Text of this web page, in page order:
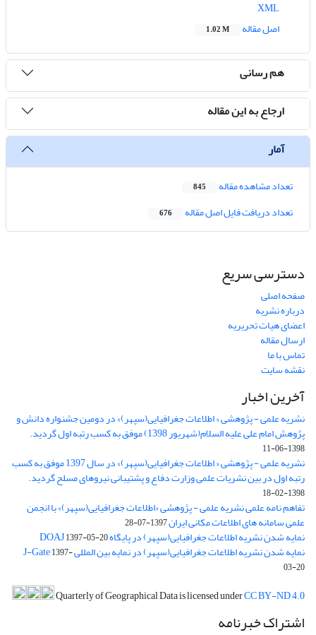
اصل مقاله
1.02 M
هم رسانی
ارجاع به این مقاله
آمار
تعداد مشاهده مقاله 845
تعداد دریافت فایل اصل مقاله 676
دسترسی سریع
صفحه اصلی
درباره نشریه
اعضای هیات تحریریه
ارسال مقاله
تماس با ما
نقشه سایت
آخرین اخبار
نشریه علمی - پژوهشی « اطلاعات جغرافیایی(سپهر)» در دومین جشنواره دانش و
پژوهش امام علی علیه السلام(شهریور 1398) موفق به کسب رتبه اول گردید.
1398-06-11
نشریه علمی - پژوهشی « اطلاعات جغرافیایی(سپهر)» در سال 1397 موفق به کسب
رتبه اول در بین نشریات علمی وزارت دفاع و پشتیبانی نیروهای مسلح گردید.
1398-02-18
تفاهم نامه علمی نشریه علمی - پژوهشی «اطلاعات جغرافیایی(سپهر)» با انجمن
علمی سامانه های اطلاعات مکانی ایران1397-07-28
نمایه شدن نشریه اطلاعات جغرافیایی(سپهر) در پایگاه DOAJ1397-05-20
نمایه شدن نشریه اطلاعات جغرافیایی(سپهر) در نمایه بین المللی J-Gate1397-
03-20
Quarterly of Geographical Data is licensed underCC BY-ND 4.0
اشتراک خبرنامه